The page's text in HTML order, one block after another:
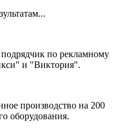
по рекламному
и "Виктория".
производство на 200
оборудования.